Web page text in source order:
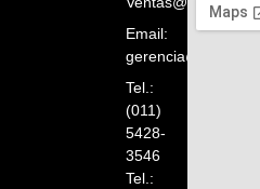
Email:
Tel.:
(011)
5428-
3546
Tel.: